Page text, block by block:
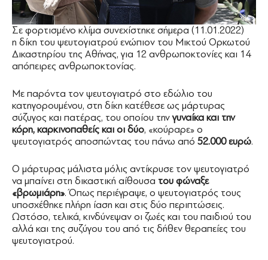
Σε φορτισμένο κλίμα συνεχίστηκε σήμερα (11.01.2022)
η δίκη του ψευτογιατρού ενώπιον του Μικτού Ορκωτού
Δικαστηρίου της Αθήνας, για 12 ανθρωποκτονίες και 14
απόπειρες ανθρωποκτονίας.
Με παρόντα τον ψευτογιατρό στο εδώλιο του
κατηγορουμένου, στη δίκη κατέθεσε ως μάρτυρας
σύζυγος και πατέρας, του οποίου τηνγυναίκα και την
κόρη, καρκινοπαθείς και οι δύο, «κούραρε» ο
ψευτογιατρός αποσπώντας του πάνω από 52.000 ευρώ.
Ο μάρτυρας μάλιστα μόλις αντίκρυσε τον ψευτογιατρό
να μπαίνει στη δικαστική αίθουσα του φώναξε
«βρωμιάρη». Όπως περιέγραψε, ο ψευτογιατρός τους
υποσχέθηκε πλήρη ίαση και στις δύο περιπτώσεις.
Ωστόσο, τελικά, κινδύνεψαν οι ζωές και του παιδιού του
αλλά και της συζύγου του από τις δήθεν θεραπείες του
ψευτογιατρού.